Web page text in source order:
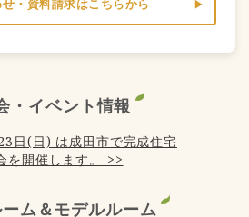
・資料請求はこちらから
・イベント情報
日(日) は成田市で完成住宅
を開催します。 >>
ム＆モデルルーム